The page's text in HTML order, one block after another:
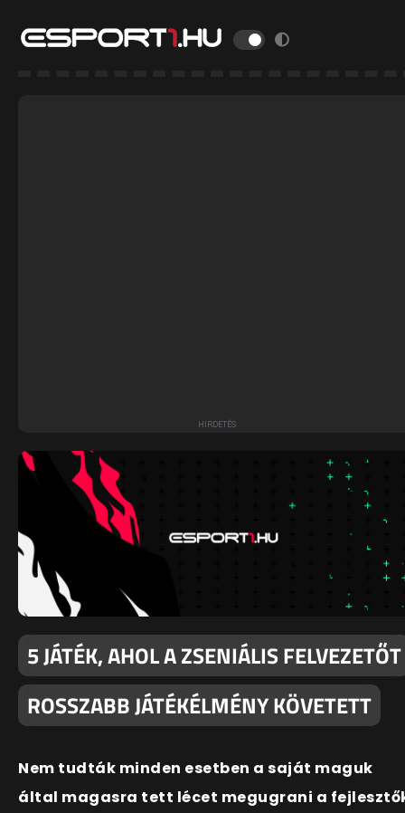
5 JÁTÉK, AHOL A ZSENIÁLIS FELVEZETŐT
ROSSZABB JÁTÉKÉLMÉNY KÖVETETT
Nem tudták minden esetben a saját maguk
által magasra tett lécet megugrani a